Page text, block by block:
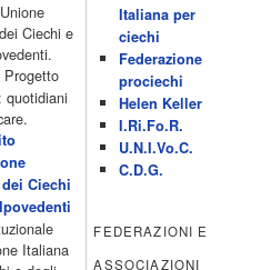
15.55 Telefilm:Wildfire 16.50
19.05 Don Luca c'� 19.35
caf� 20.30 La ruota della
2022
oroscopo/traffico06:55 - Movie
stampa07:30 - Tg La707:50 -
- L?aria che tira12:25 - I
- Tg La7 Cronache14:40 -
- Omicidio di primo grado -
Ciechi e
Progetto
quotidiani
Ciechi
Italiana
Italiana per
ciechi
Federazione
prociechi
Helen Keller
I.Ri.Fo.R.
U.N.I.Vo.C.
C.D.G.
FEDERAZIONI E
ASSOCIAZIONI